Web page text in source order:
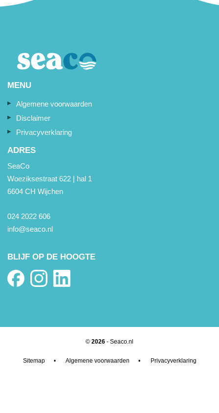
MENU
Algemene voorwaarden
Disclaimer
Privacyverklaring
ADRES
SeaCo
Woeziksestraat 622 | hal 1
6604 CH Wijchen
024 2022 606
info@seaco.nl
BLIJF OP DE HOOGTE
© 2026 - Seaco.nl
Sitemap• Algemene voorwaarden • Privacyverklaring